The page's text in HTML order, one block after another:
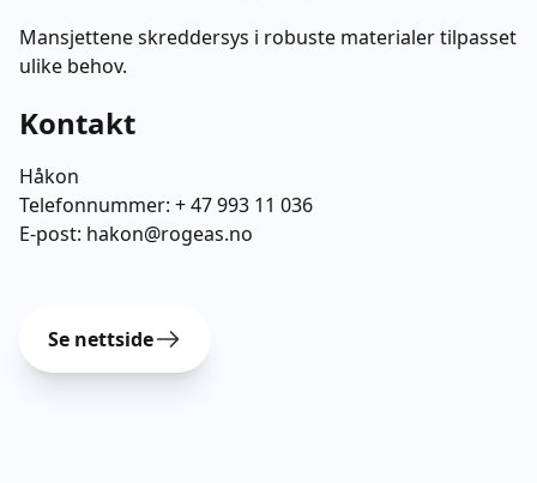
Mansjettene skreddersys i robuste materialer tilpasset
ulike behov.
Kontakt
Håkon
Telefonnummer: + 47 993 11 036
E-post: hakon@rogeas.no
Se nettside